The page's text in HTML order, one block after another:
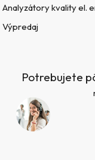
Analyzátory kvality el.
Výpredaj
Potrebujete